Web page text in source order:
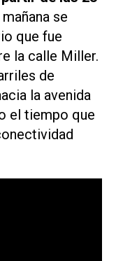
se
que fue
la calle Miller.
de
la avenida
el tiempo que